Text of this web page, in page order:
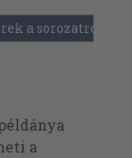
a sorozatról
a